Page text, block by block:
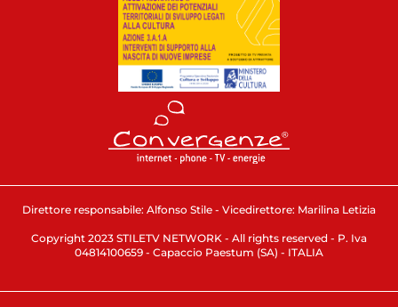
Direttore responsabile: Alfonso Stile - Vicedirettore: Marilina Letizia
Copyright 2023 STILETV NETWORK - All rights reserved - P. Iva
04814100659 - Capaccio Paestum (SA) - ITALIA